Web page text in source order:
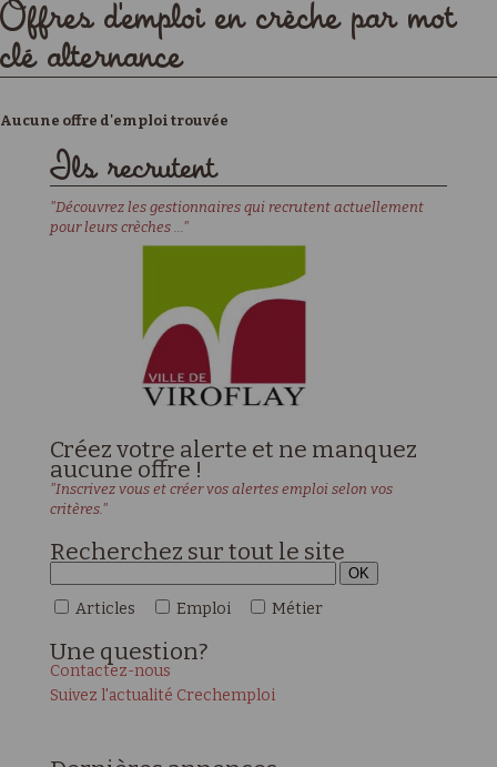
Offres d'emploi en crèche par mot
clé alternance
Aucune offre d'emploi trouvée
Ils recrutent
"Découvrez les gestionnaires qui recrutent actuellement
pour leurs crèches ..."
Créez votre alerte et ne manquez
aucune offre !
"Inscrivez vous et créer vos alertes emploi selon vos
critères."
Recherchez sur tout le site
Articles Emploi Métier
Une question?
Contactez-nous
Suivez l'actualité Crechemploi